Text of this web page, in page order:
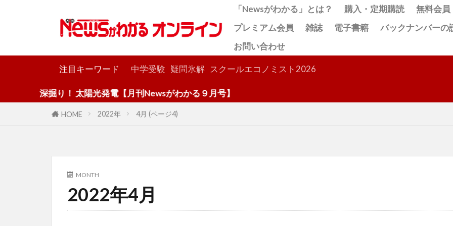
「Newsがわかる」とは？ 購入・定期購読
無料会員
プレミアム会員
雑誌 電子書籍
バックナンバーの
お問い合わせ
注目キーワード 中学受験 疑問氷解 スクールエコノミスト2026
掘り！ 太陽光発電【月刊Newsがわかる９月号】
HOME 2022年 4月 (ページ4)
MONTH
2022年4月
検索